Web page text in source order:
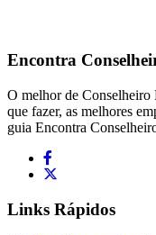
Encontra
O melhor de
que fazer, as melhores
guia Encontra
Links Rápidos